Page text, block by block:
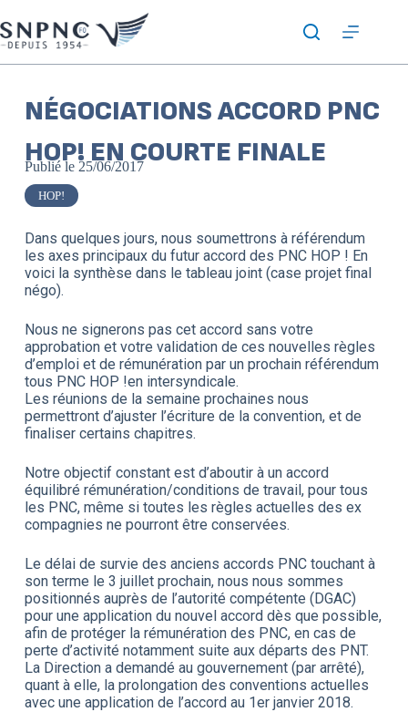
NÉGOCIATIONS ACCORD PNC
HOP! EN COURTE FINALE
Publié le 25/06/2017
HOP!
Dans quelques jours, nous soumettrons à référendum
les axes principaux du futur accord des PNC HOP ! En
voici la synthèse dans le tableau joint (case projet final
négo).
Nous ne signerons pas cet accord sans votre
approbation et votre validation de ces nouvelles règles
d’emploi et de rémunération par un prochain référendum
tous PNC HOP !en intersyndicale.
Les réunions de la semaine prochaines nous
permettront d’ajuster l’écriture de la convention, et de
finaliser certains chapitres.
Notre objectif constant est d’aboutir à un accord
équilibré rémunération/conditions de travail, pour tous
les PNC, même si toutes les règles actuelles des ex
compagnies ne pourront être conservées.
Le délai de survie des anciens accords PNC touchant à
son terme le 3 juillet prochain, nous nous sommes
positionnés auprès de l’autorité compétente (DGAC)
pour une application du nouvel accord dès que possible,
afin de protéger la rémunération des PNC, en cas de
perte d’activité notamment suite aux départs des PNT.
La Direction a demandé au gouvernement (par arrêté),
quant à elle, la prolongation des conventions actuelles
avec une application de l’accord au 1er janvier 2018.